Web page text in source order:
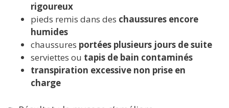
rigoureux
pieds remis dans des chaussures encore
humides
chaussures portées plusieurs jours de suite
serviettes ou tapis de bain contaminés
transpiration excessive non prise en
charge